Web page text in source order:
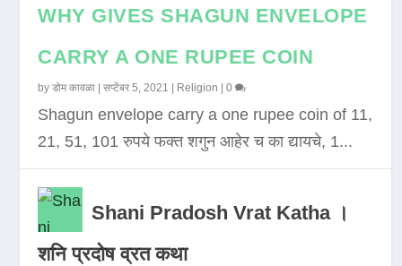
WHY GIVES SHAGUN ENVELOPE
CARRY A ONE RUPEE COIN
byडोम कावळा |सप्टेंबर 5, 2021 Religion |0
Shagun envelope carry a one rupee coin of 11,
21, 51, 101 रुपये फक्त शगुन आहेर च का द्यायचे, 1...
Shani Pradosh Vrat Katha ।
शनि प्रदोष व्रत कथा